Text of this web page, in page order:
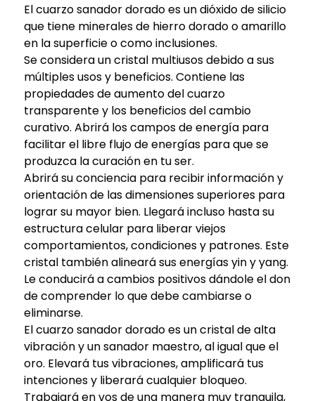
El cuarzo sanador dorado es un dióxido de silicio
que tiene minerales de hierro dorado o amarillo
en la superficie o como inclusiones.
Se considera un cristal multiusos debido a sus
múltiples usos y beneficios. Contiene las
propiedades de aumento del cuarzo
transparente y los beneficios del cambio
curativo. Abrirá los campos de energía para
facilitar el libre flujo de energías para que se
produzca la curación en tu ser.
Abrirá su conciencia para recibir información y
orientación de las dimensiones superiores para
lograr su mayor bien. Llegará incluso hasta su
estructura celular para liberar viejos
comportamientos, condiciones y patrones. Este
cristal también alineará sus energías yin y yang.
Le conducirá a cambios positivos dándole el don
de comprender lo que debe cambiarse o
eliminarse.
El cuarzo sanador dorado es un cristal de alta
vibración y un sanador maestro, al igual que el
oro. Elevará tus vibraciones, amplificará tus
intenciones y liberará cualquier bloqueo.
Trabajará en vos de una manera muy tranquila,